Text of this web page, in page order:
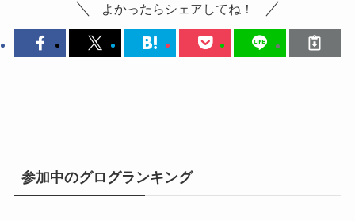
よかったらシェアしてね！
参加中のグログランキング